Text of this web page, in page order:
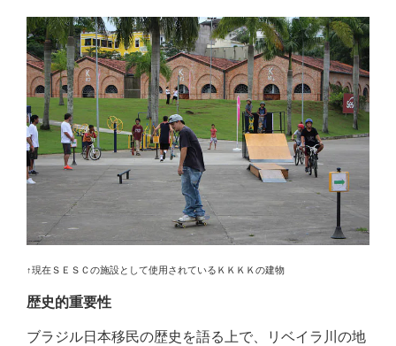
↑現在ＳＥＳＣの施設として使用されているＫＫＫＫの建物
歴史的重要性
ブラジル日本移民の歴史を語る上で、リベイラ川の地